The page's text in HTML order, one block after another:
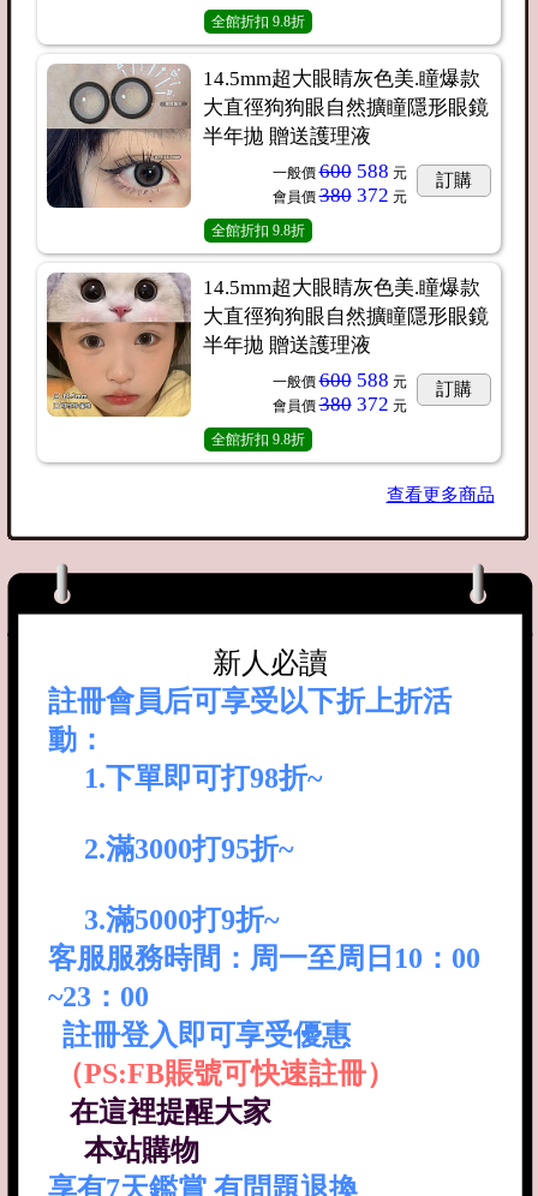
全館折扣 9.8折
14.5mm超大眼睛灰色美.瞳爆款
大直徑狗狗眼自然擴瞳隱形眼鏡
半年拋 贈送護理液
一般價 600588 元
會員價 380372 元
訂購
全館折扣 9.8折
14.5mm超大眼睛灰色美.瞳爆款
大直徑狗狗眼自然擴瞳隱形眼鏡
半年拋 贈送護理液
一般價 600588 元
會員價 380372 元
訂購
全館折扣 9.8折
查看更多商品
新人必讀
註冊會員后可享受以下折上折活
動：
1.下單即可打98折~
2.滿3000打95折~
3.滿5000打9折~
客服服務時間：周一至周日10：00
~23：00
註冊登入即可享受優惠
（PS:FB賬號可快速註冊）
在這裡提醒大家
本站購物
享有7天鑑賞 有問題退換